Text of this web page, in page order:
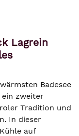
Lagrein
Badesee
ein zweiter
Tradition und
In dieser
auf